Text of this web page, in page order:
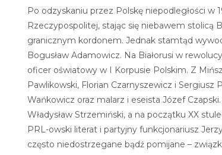
Po odzyskaniu przez Polskę niepodległości w
Rzeczypospolitej, stając się niebawem stolicą
granicznym kordonem. Jednak stamtąd
Bogusław Adamowicz. Na Białorusi w
oficer oświatowy w I Korpusie Polskim. Z
Pawlikowski, Florian Czarnyszewicz i
Wańkowicz oraz malarz i eseista Józef
Władysław Strzemiński, a na początku XX
PRL-owski literat i partyjny funkcjonariusz
często niedostrzegane bądź pomijane –